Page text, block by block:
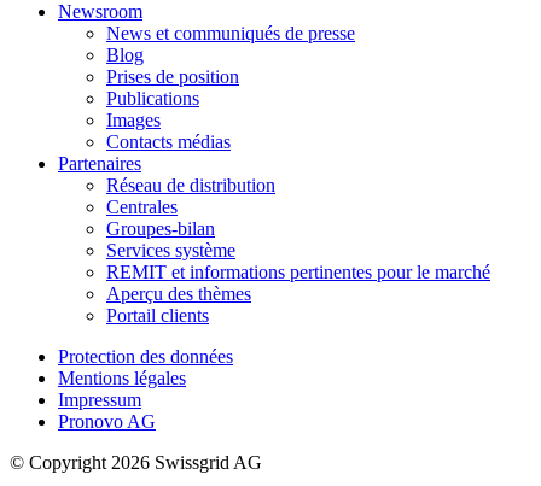
Newsroom
News et communiqués de presse
Blog
Prises de position
Publications
Images
Contacts médias
Partenaires
Réseau de distribution
Centrales
Groupes-bilan
Services système
REMIT et informations pertinentes pour le marché
Aperçu des thèmes
Portail clients
Protection des données
Mentions légales
Impressum
Pronovo AG
© Copyright 2026 Swissgrid AG